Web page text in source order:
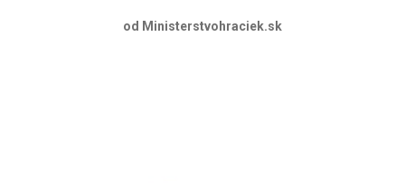
od Ministerstvohraciek.sk